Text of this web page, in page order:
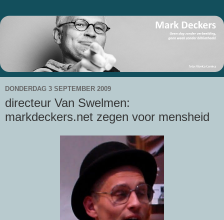
DONDERDAG 3 SEPTEMBER 2009
directeur Van Swelmen:
markdeckers.net zegen voor mensheid